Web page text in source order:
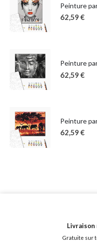
Peinture
62,59 €
62,59 €
Peinture
62,59 €
Livraison
Gratuite sur